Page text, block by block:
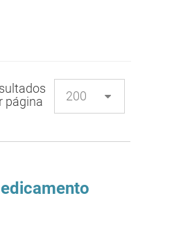
página